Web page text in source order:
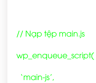
// Nạp tệp main.js
wp_enqueue_script(
‘main-js’,